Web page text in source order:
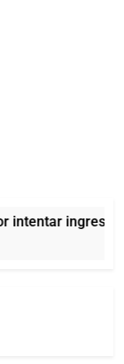
intentar ingresar